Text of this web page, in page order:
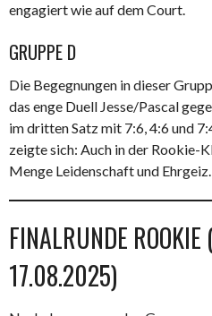
engagiert wie auf dem Court.
GRUPPE D
Die Begegnungen in dieser
das enge Duell Jesse/Pascal
im dritten Satz mit 7:6, 4:6 und
zeigte sich: Auch in der Rookie-
Menge Leidenschaft und Ehrgeiz.
FINALRUNDE ROOKIE
17.08.2025)